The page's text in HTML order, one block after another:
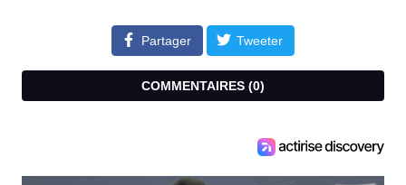
Partager Tweeter
COMMENTAIRES (0)